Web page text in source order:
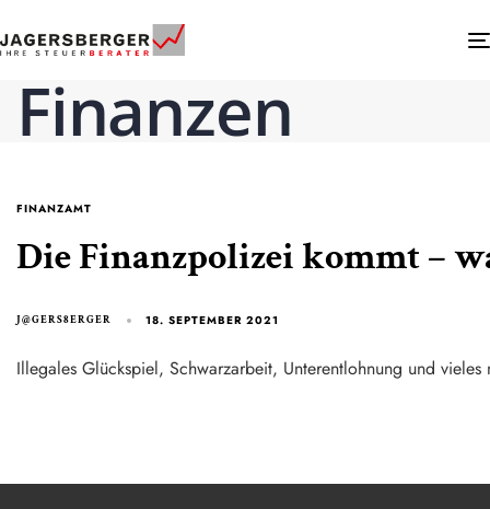
Finanzen
FINANZAMT
Die Finanzpolizei kommt –
J@GERS8ERGER 18. SEPTEMBER 2021
Illegales Glückspiel, Schwarzarbeit, Unterentlohnung und